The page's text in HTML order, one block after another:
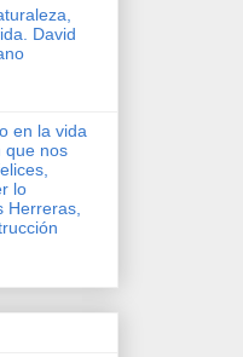
David
en la vida
que nos
lo
Herreras,